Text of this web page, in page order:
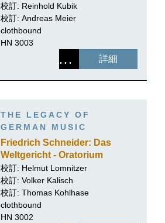
校訂: Reinhold Kubik
校訂: Andreas Meier
clothbound
HN 3003
詳細
THE LEGACY OF
GERMAN MUSIC
Friedrich Schneider: Das
Weltgericht - Oratorium
校訂: Helmut Lomnitzer
校訂: Volker Kalisch
校訂: Thomas Kohlhase
clothbound
HN 3002